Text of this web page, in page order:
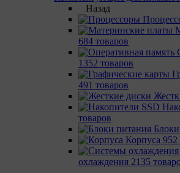
Назад
684 товаров
1352 товаров
491 товаров
товаров
Корпуса 952
охлаждения 2135